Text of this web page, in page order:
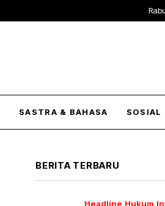
SASTRA & BAHASA SOSIAL
BERITA TERBARU
Headline Hukum